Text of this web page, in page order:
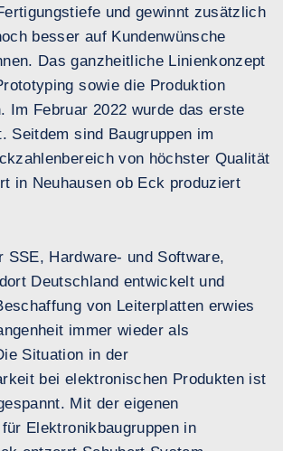
und gewinnt zusätzlich
besser auf Kundenwünsche
Das ganzheitliche Linienkonzept
sowie die Produktion
Im Februar 2022 wurde das erste
Seitdem sind Baugruppen im
von höchster Qualität
in Neuhausen ob Eck produziert
SSE, Hardware- und Software,
Deutschland entwickelt und
von Leiterplatten erwies
immer wieder als
Situation in der
bei elektronischen Produkten ist
Mit der eigenen
Elektronikbaugruppen in